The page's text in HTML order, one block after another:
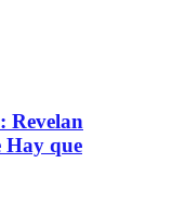
Revelan
Hay que